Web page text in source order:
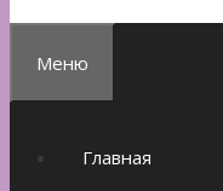
Меню
Главная